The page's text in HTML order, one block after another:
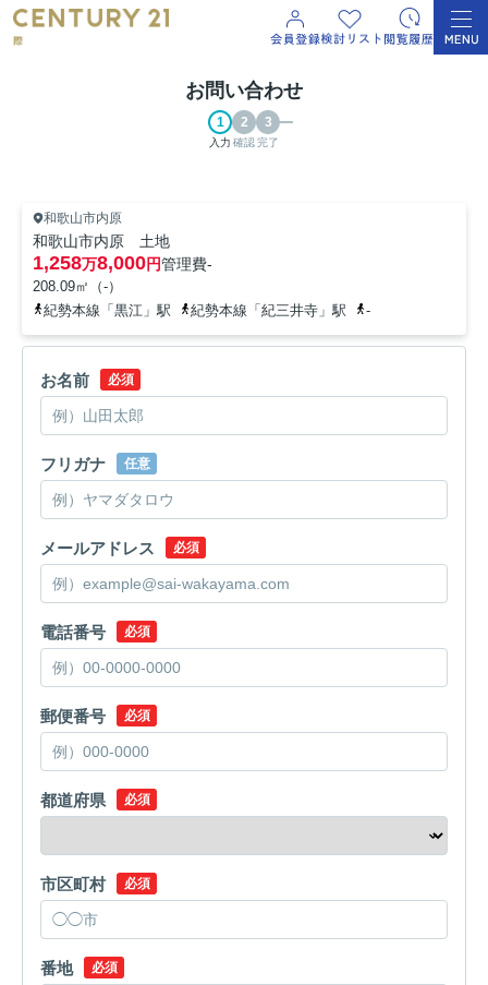
お問い合わせ
入力 確認完了
和歌山市内原
和歌山市内原 土地
1,258万8,000円管理費-
208.09㎡（-）
紀勢本線「黒江」駅
紀勢本線「紀三井寺」駅 -
お名前 必須
フリガナ 任意
メールアドレス 必須
電話番号 必須
郵便番号 必須
都道府県 必須
市区町村 必須
番地 必須